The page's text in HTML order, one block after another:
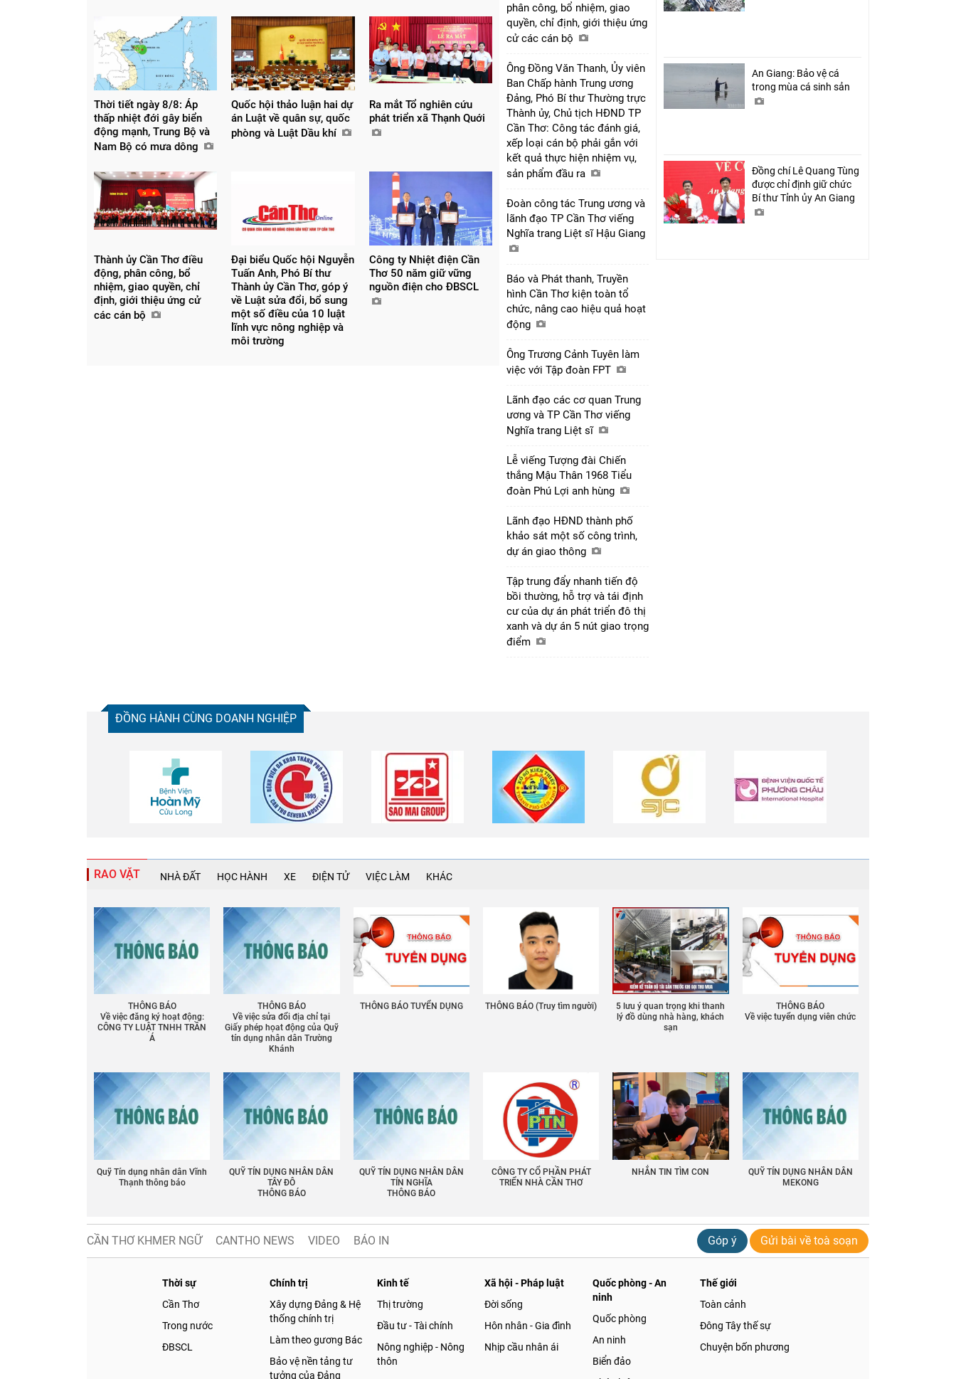
Thời tiết ngày 8/8: Áp
thấp nhiệt đới gây biển
động mạnh, Trung Bộ và
Nam Bộ có mưa dông
Quốc hội thảo luận hai dự
án Luật về quân sự, quốc
phòng và Luật Dầu khí
Ra mắt Tổ nghiên cứu
phát triển xã Thạnh Quới
Thành ủy Cần Thơ điều
động, phân công, bổ
nhiệm, giao quyền, chỉ
định, giới thiệu ứng cử
các cán bộ
Đại biểu Quốc hội Nguyễn
Tuấn Anh, Phó Bí thư
Thành ủy Cần Thơ, góp ý
về Luật sửa đổi, bổ sung
một số điều của 10 luật
lĩnh vực nông nghiệp và
môi trường
Công ty Nhiệt điện Cần
Thơ 50 năm giữ vững
nguồn điện cho ĐBSCL
phân công, bổ nhiệm, giao
quyền, chỉ định, giới thiệu ứng
cử các cán bộ
Ông Đồng Văn Thanh, Ủy viên
Ban Chấp hành Trung ương
Đảng, Phó Bí thư Thường trực
Thành ủy, Chủ tịch HĐND TP
Cần Thơ: Công tác đánh giá,
xếp loại cán bộ phải gắn với
kết quả thực hiện nhiệm vụ,
sản phẩm đầu ra
Đoàn công tác Trung ương và
lãnh đạo TP Cần Thơ viếng
Nghĩa trang Liệt sĩ Hậu Giang
Báo và Phát thanh, Truyền
hình Cần Thơ kiện toàn tổ
chức, nâng cao hiệu quả hoạt
động
Ông Trương Cảnh Tuyên làm
việc với Tập đoàn FPT
Lãnh đạo các cơ quan Trung
ương và TP Cần Thơ viếng
Nghĩa trang Liệt sĩ
Lễ viếng Tượng đài Chiến
thắng Mậu Thân 1968 Tiểu
đoàn Phú Lợi anh hùng
Lãnh đạo HĐND thành phố
khảo sát một số công trình,
dự án giao thông
Tập trung đẩy nhanh tiến độ
bồi thường, hỗ trợ và tái định
cư của dự án phát triển đô thị
xanh và dự án 5 nút giao trọng
điểm
An Giang: Bảo vệ cá
trong mùa cá sinh sản
Đồng chí Lê Quang Tùng
được chỉ định giữ chức
Bí thư Tỉnh ủy An Giang
ĐỒNG HÀNH CÙNG DOANH NGHIỆP
RAO VẶT NHÀ ĐẤT HỌC HÀNH XE ĐIỆN TỬ VIỆC LÀM KHÁC
THÔNG BÁO
Về việc đăng ký hoạt động:
CÔNG TY LUẬT TNHH TRẦN
Á
THÔNG BÁO
Về việc sửa đổi địa chỉ tại
Giấy phép họat động của Quỹ
tín dụng nhân dân Trường
Khánh
THÔNG BÁO TUYỂN DỤNG THÔNG BÁO (Truy tìm người)
5 lưu ý quan trọng khi thanh
lý đồ dùng nhà hàng, khách
sạn
THÔNG BÁO
Về việc tuyển dụng viên chức
Quỹ Tín dụng nhân dân Vĩnh
Thạnh thông báo
QUỸ TÍN DỤNG NHÂN DÂN
TÂY ĐÔ
THÔNG BÁO
QUỸ TÍN DỤNG NHÂN DÂN
TÍN NGHĨA
THÔNG BÁO
CÔNG TY CỔ PHẦN PHÁT
TRIỂN NHÀ CẦN THƠ
NHẮN TIN TÌM CON
QUỸ TÍN DỤNG NHÂN DÂN
MEKONG
CẦN THƠ KHMER NGỮ CANTHO NEWS VIDEO BÁO IN Góp ý Gửi bài về toà soạn
Thời sự
Cần Thơ
Trong nước
ĐBSCL
Chính trị
Xây dựng Đảng & Hệ
thống chính trị
Làm theo gương Bác
Bảo vệ nền tảng tư
tưởng của Đảng
Kinh tế
Thị trường
Đầu tư - Tài chính
Nông nghiệp - Nông
thôn
Xã hội - Pháp luật
Đời sống
Hôn nhân - Gia đình
Nhịp cầu nhân ái
Quốc phòng - An
ninh
Quốc phòng
An ninh
Biển đảo
Thế giới
Toàn cảnh
Đông Tây thế sự
Chuyện bốn phương